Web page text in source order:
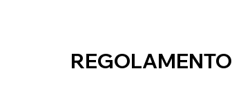
REGOLAMENTO